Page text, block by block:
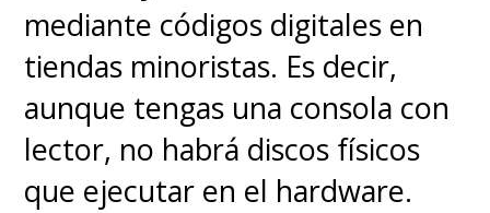
mediante códigos digitales en
tiendas minoristas. Es decir,
aunque tengas una consola con
lector, no habrá discos físicos
que ejecutar en el hardware.